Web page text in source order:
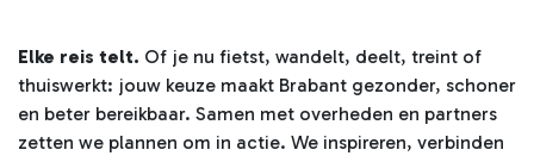
Elke reis telt. Of je nu fietst, wandelt, deelt, treint of
thuiswerkt: jouw keuze maakt Brabant gezonder, schoner
en beter bereikbaar. Samen met overheden en partners
zetten we plannen om in actie. We inspireren, verbinden